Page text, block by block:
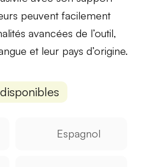
peuvent facilement
avancées de l’outil,
et leur pays d’origine.
Espagnol